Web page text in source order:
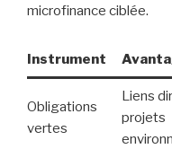
microfinance ciblée.
Instrument
Obligations
vertes
Liens
projets